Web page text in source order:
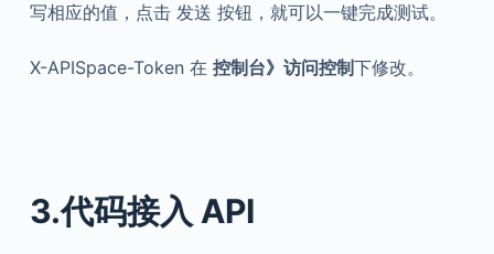
写相应的值，点击 发送 按钮，就可以一键完成测试。
X-APISpace-Token 在 控制台》访问控制下修改。
3.代码接入 API